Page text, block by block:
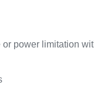
power limitation